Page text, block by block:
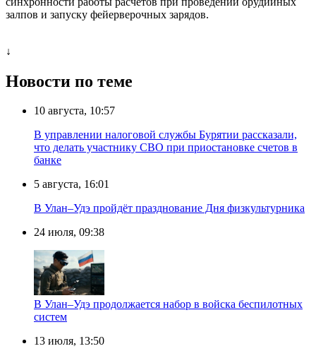
залпов и запуску фейерверочных зарядов.
↓
Новости по теме
10 августа, 10:57
В управлении налоговой службы Бурятии рассказали,
что делать участнику СВО при приостановке счетов в
банке
5 августа, 16:01
В Улан–Удэ пройдёт празднование Дня физкультурника
24 июля, 09:38
В Улан–Удэ продолжается набор в войска беспилотных
систем
13 июля, 13:50